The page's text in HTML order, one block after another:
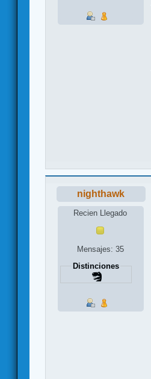
nighthawk
Recien Llegado
Mensajes: 35
Distinciones